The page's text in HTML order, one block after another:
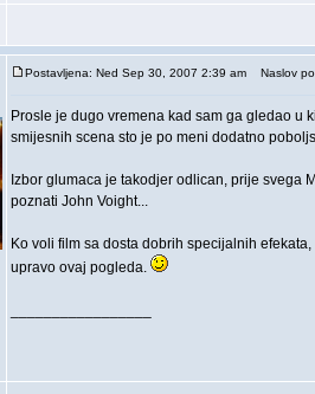
Postavljena: Ned Sep 30, 2007 2:39 am Naslov
Prosle je dugo vremena kad sam ga gledao u
smijesnih scena sto je po meni dodatno
Izbor glumaca je takodjer odlican, prije svega
poznati John Voight...
Ko voli film sa dosta dobrih specijalnih
upravo ovaj pogleda.